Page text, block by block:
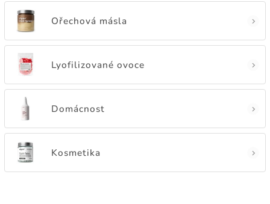
Ořechová másla
Lyofilizované ovoce
Domácnost
Kosmetika